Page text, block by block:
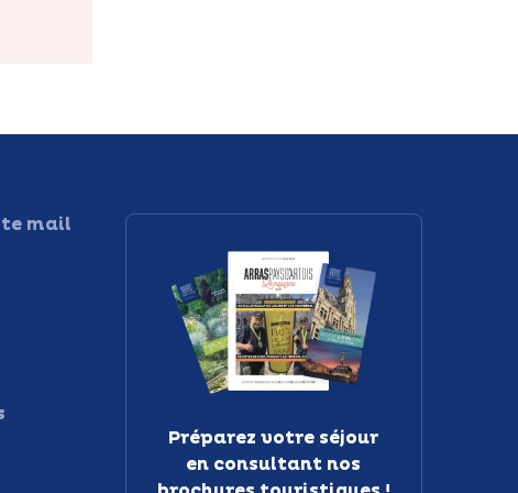
mail
Préparez votre séjour
en consultant nos